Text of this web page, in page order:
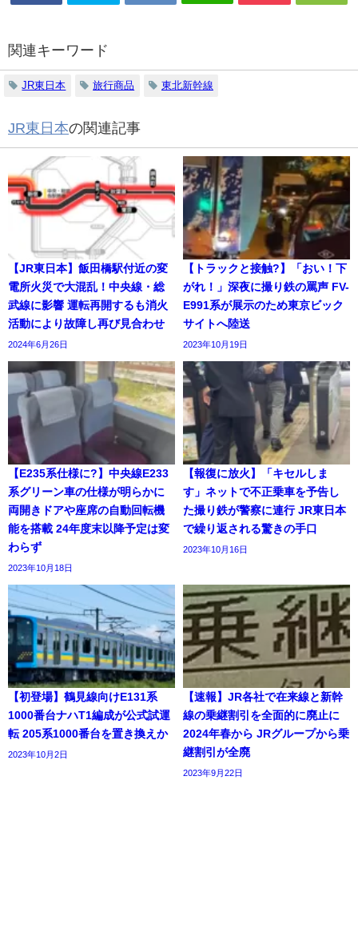
関連キーワード
JR東日本 旅行商品 東北新幹線
JR東日本の関連記事
【JR東日本】飯田橋駅付近の変
電所火災で大混乱！中央線・総
武線に影響 運転再開するも消火
活動により故障し再び見合わせ
2024年6月26日
【トラックと接触?】「おい！下
がれ！」深夜に撮り鉄の罵声 FV-
E991系が展示のため東京ビック
サイトへ陸送
2023年10月19日
【E235系仕様に?】中央線E233
系グリーン車の仕様が明らかに
両開きドアや座席の自動回転機
能を搭載 24年度末以降予定は変
わらず
2023年10月18日
【報復に放火】「キセルしま
す」ネットで不正乗車を予告し
た撮り鉄が警察に連行 JR東日本
で繰り返される驚きの手口
2023年10月16日
【初登場】鶴見線向けE131系
1000番台ナハT1編成が公式試運
転 205系1000番台を置き換えか
2023年10月2日
【速報】JR各社で在来線と新幹
線の乗継割引を全面的に廃止に
2024年春から JRグループから乗
継割引が全廃
2023年9月22日